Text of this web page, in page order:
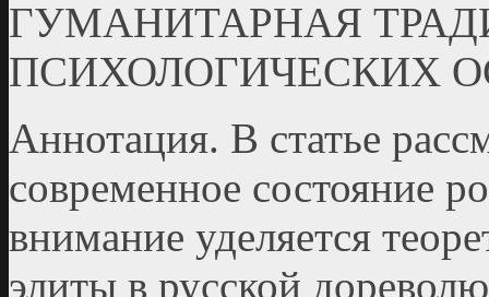
ГУМАНИТАРНАЯ
ПСИХОЛОГИЧЕСКИХ
Аннотация. В статье
современное состояние
внимание уделяется
элиты в русской